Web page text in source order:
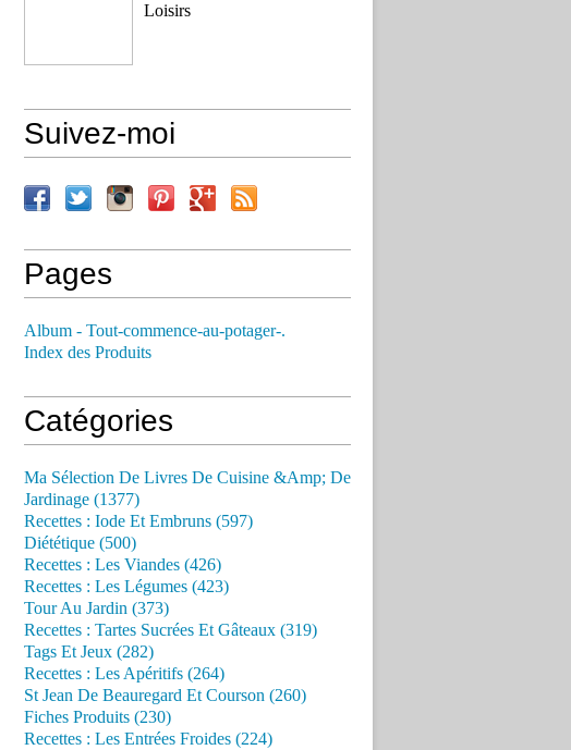
Loisirs
Suivez-moi
Pages
Album - Tout-commence-au-potager-.
Index des Produits
Catégories
Ma Sélection De Livres De Cuisine &Amp; De
Jardinage (1377)
Recettes : Iode Et Embruns (597)
Diététique (500)
Recettes : Les Viandes (426)
Recettes : Les Légumes (423)
Tour Au Jardin (373)
Recettes : Tartes Sucrées Et Gâteaux (319)
Tags Et Jeux (282)
Recettes : Les Apéritifs (264)
St Jean De Beauregard Et Courson (260)
Fiches Produits (230)
Recettes : Les Entrées Froides (224)